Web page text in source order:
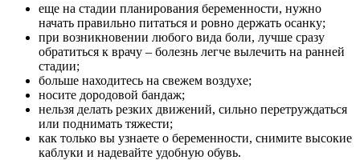
еще на стадии планирования беременности, нужно
начать правильно питаться и ровно держать осанку;
при возникновении любого вида боли, лучше сразу
обратиться к врачу – болезнь легче вылечить на ранней
стадии;
больше находитесь на свежем воздухе;
носите дородовой бандаж;
нельзя делать резких движений, сильно перетруждаться
или поднимать тяжести;
как только вы узнаете о беременности, снимите высокие
каблуки и надевайте удобную обувь.